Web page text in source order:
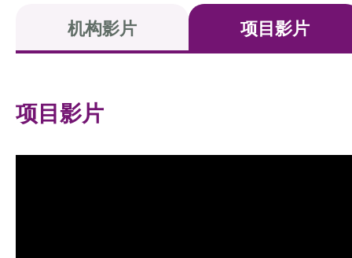
科技分享
机构影片 项目影片
项目影片